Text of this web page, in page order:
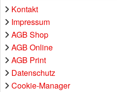
Kontakt
Impressum
AGB Shop
AGB Online
AGB Print
Datenschutz
Cookie-Manager